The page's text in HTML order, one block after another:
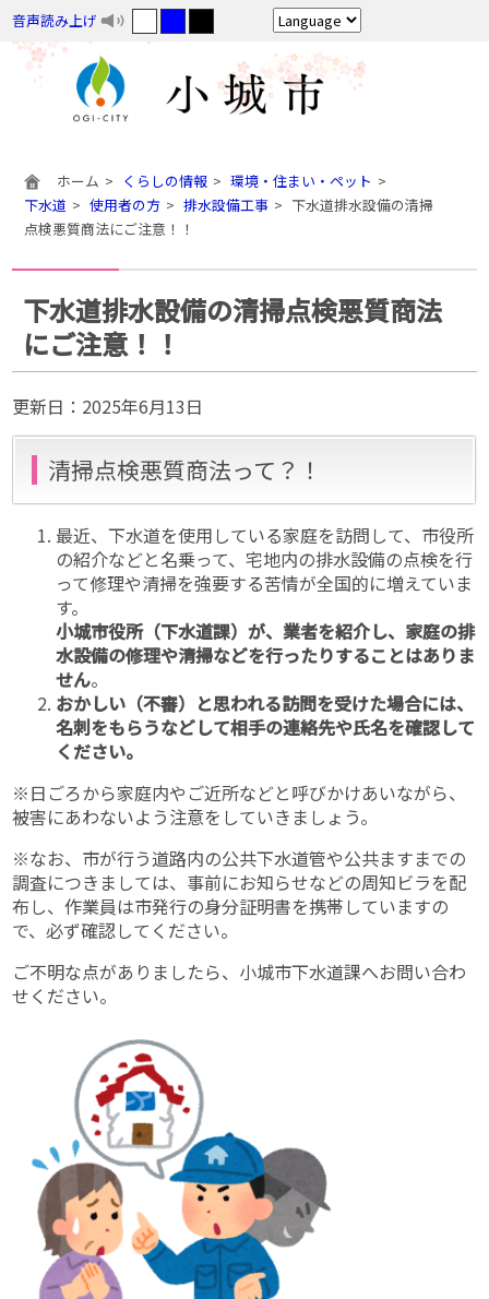
音声読み上げ
ホーム くらしの情報
環境・住まい・ペット
下水道
使用者の方 排水設備工事
下水道排水設備の清掃
点検悪質商法にご注意！！
下水道排水設備の清掃点検悪質商法
にご注意！！
更新日： 2025年6月13日
清掃点検悪質商法って？！
最近、下水道を使用している家庭を訪問して、市役所
の紹介などと名乗って、宅地内の排水設備の点検を行
って修理や清掃を強要する苦情が全国的に増えていま
す。
小城市役所（下水道課）が、業者を紹介し、家庭の排
水設備の修理や清掃などを行ったりすることはありま
せん。
おかしい（不審）と思われる訪問を受けた場合には、
名刺をもらうなどして相手の連絡先や氏名を確認して
ください。
※日ごろから家庭内やご近所などと呼びかけあいながら、
被害にあわないよう注意をしていきましょう。
※なお、市が行う道路内の公共下水道管や公共ますまでの
調査につきましては、事前にお知らせなどの周知ビラを配
布し、作業員は市発行の身分証明書を携帯していますの
で、必ず確認してください。
ご不明な点がありましたら、小城市下水道課へお問い合わ
せください。